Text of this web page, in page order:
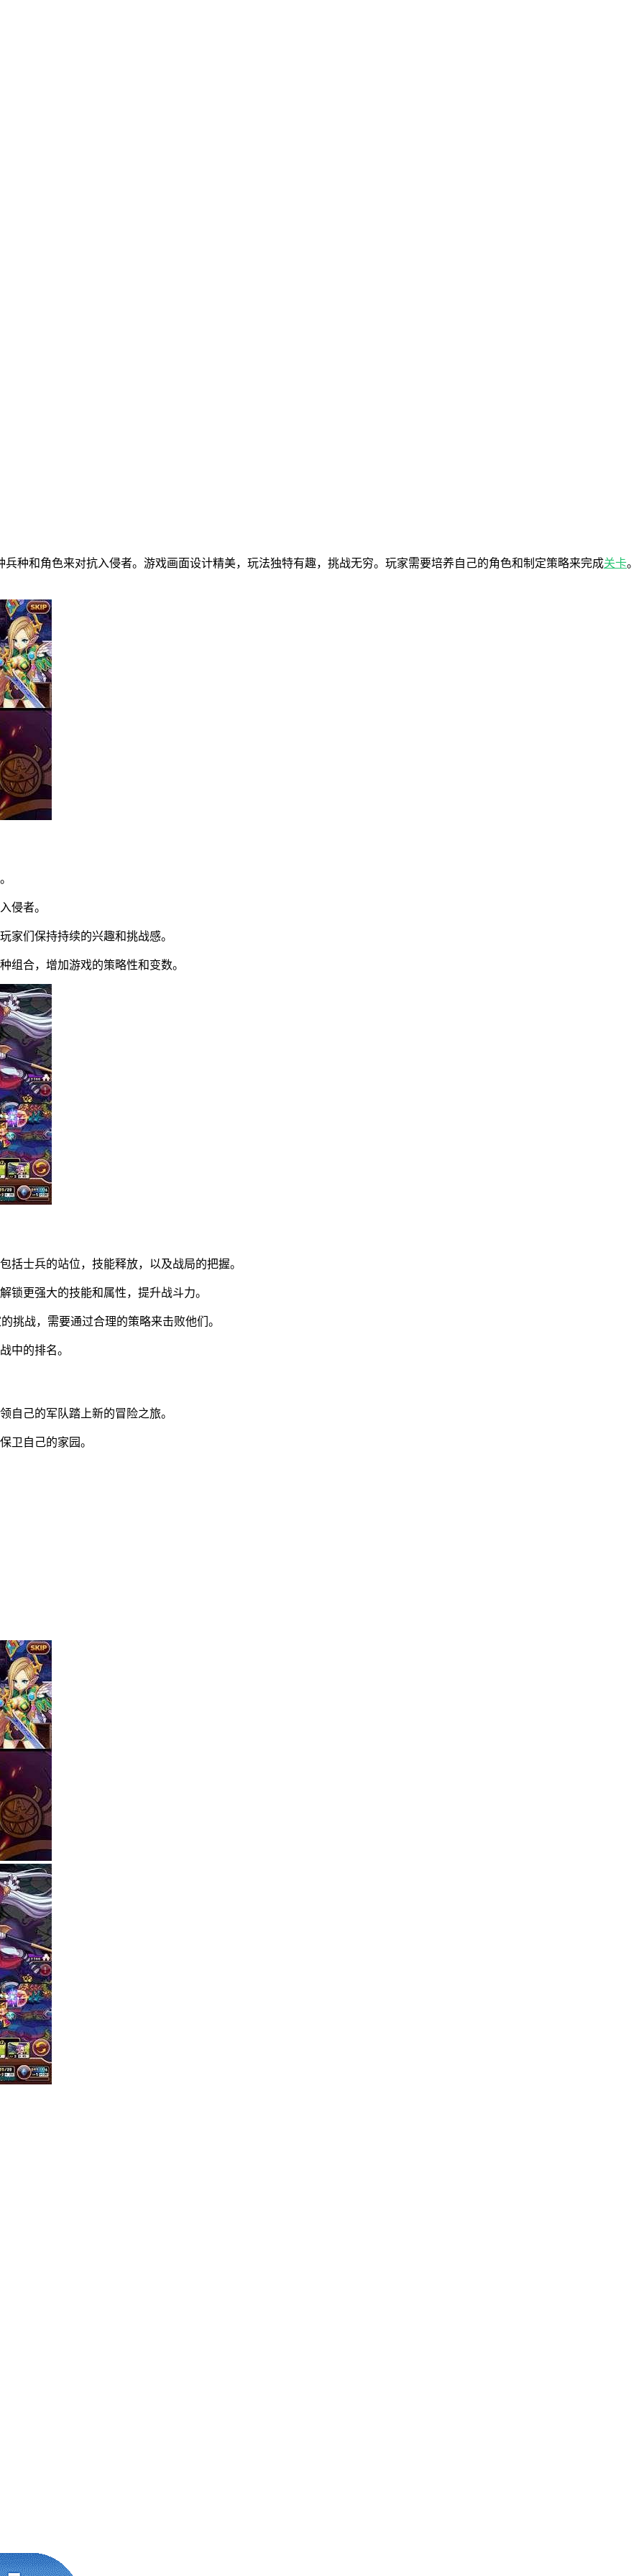
兵种和角色来对抗入侵者。游戏画面设计精美，玩法独特有趣，挑战无穷。玩家需要培养自己的角色和制定策略来完成关卡。
侵者。
家们保持持续的兴趣和挑战感。
组合，增加游戏的策略性和变数。
士兵的站位，技能释放，以及战局的把握。
锁更强大的技能和属性，提升战斗力。
挑战，需要通过合理的策略来击败他们。
中的排名。
自己的军队踏上新的冒险之旅。
卫自己的家园。